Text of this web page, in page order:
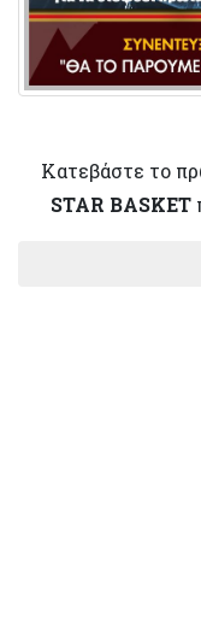
Κατεβάστε το
STAR BASKET